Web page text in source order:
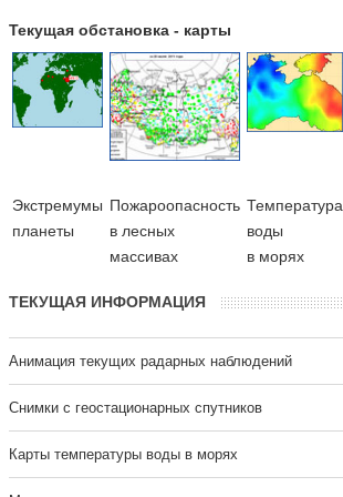
Текущая обстановка - карты
Экстремумы
планеты
Пожароопасность
в лесных
массивах
Температура
воды
в морях
ТЕКУЩАЯ ИНФОРМАЦИЯ
Анимация текущих радарных наблюдений
Cнимки с геостационарных спутников
Карты температуры воды в морях